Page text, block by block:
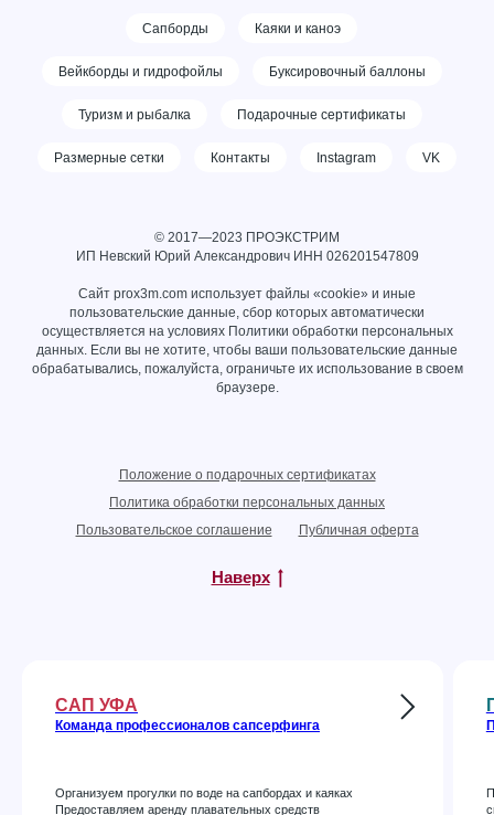
Сапборды Каяки и каноэ
Вейкборды и гидрофойлы Буксировочный баллоны
Туризм и рыбалка Подарочные сертификаты
Размерные сетки Контакты Instagram VK
© 2017—2023 ПРОЭКСТРИМ
ИП Невский Юрий Александрович ИНН 026201547809
Сайт prox3m.com использует файлы «cookie» и иные
пользовательские данные, сбор которых автоматически
осуществляется на условиях Политики обработки персональных
данных. Если вы не хотите, чтобы ваши пользовательские данные
обрабатывались, пожалуйста, ограничьте их использование в своем
браузере.
Положение о подарочных сертификатах
Политика обработки персональных данных
Пользовательское соглашение
Публичная оферта
Наверх
САП УФА
Команда профессионалов сапсерфинга
Организуем прогулки по воде на сапбордах и каяках
Предоставляем аренду плавательных средств